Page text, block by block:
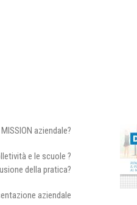
aziendale?
e le scuole ?
della pratica?
aziendale